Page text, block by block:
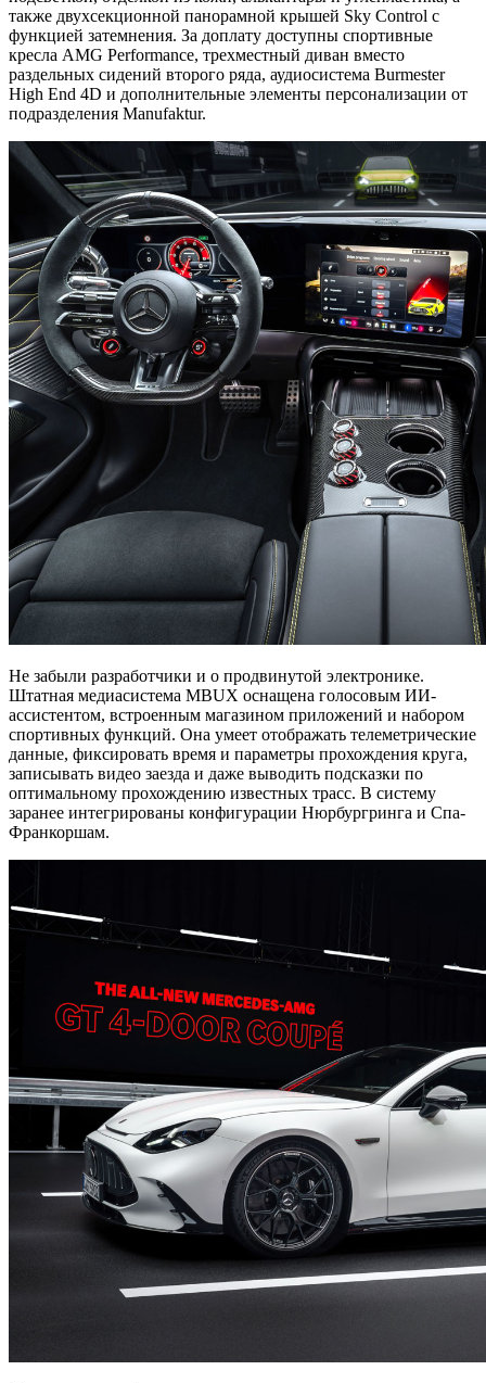
также двухсекционной панорамной крышей Sky Control с
функцией затемнения. За доплату доступны спортивные
кресла AMG Performance, трехместный диван вместо
раздельных сидений второго ряда, аудиосистема Burmester
High End 4D и дополнительные элементы персонализации от
подразделения Manufaktur.
Не забыли разработчики и о продвинутой электронике.
Штатная медиасистема MBUX оснащена голосовым ИИ-
ассистентом, встроенным магазином приложений и набором
спортивных функций. Она умеет отображать телеметрические
данные, фиксировать время и параметры прохождения круга,
записывать видео заезда и даже выводить подсказки по
оптимальному прохождению известных трасс. В систему
заранее интегрированы конфигурации Нюрбургринга и Спа-
Франкоршам.